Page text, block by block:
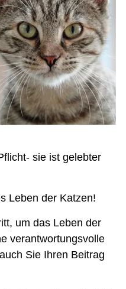
sie ist gelebter
Leben der Katzen!
um das Leben der
verantwortungsvolle
Sie Ihren Beitrag